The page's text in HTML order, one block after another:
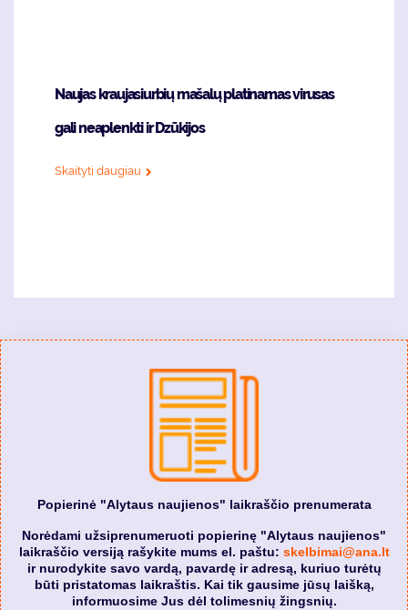
Naujas kraujasiurbių mašalų platinamas virusas
gali neaplenkti ir Dzūkijos
Skaityti daugiau
Popierinė "Alytaus naujienos" laikraščio prenumerata
Norėdami užsiprenumeruoti popierinę "Alytaus naujienos"
laikraščio versiją rašykite mums el. paštu: skelbimai@ana.lt
ir nurodykite savo vardą, pavardę ir adresą, kuriuo turėtų
būti pristatomas laikraštis. Kai tik gausime jūsų laišką,
informuosime Jus dėl tolimesnių žingsnių.